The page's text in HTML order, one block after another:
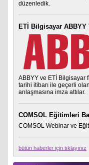
düzenledik.
ETİ Bilgisayar
ABBYY ve ETİ Bilgisayar
tarihi itibarı ile geçerli
anlaşmasına imza attılar.
COMSOL Eğitimleri
COMSOL Webinar ve
bütün haberler için tıklayınız